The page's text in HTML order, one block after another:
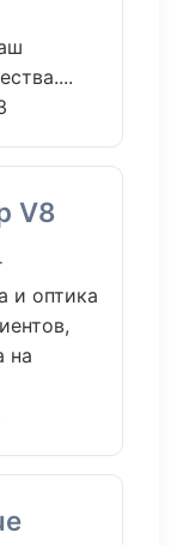
V8
и оптика
на